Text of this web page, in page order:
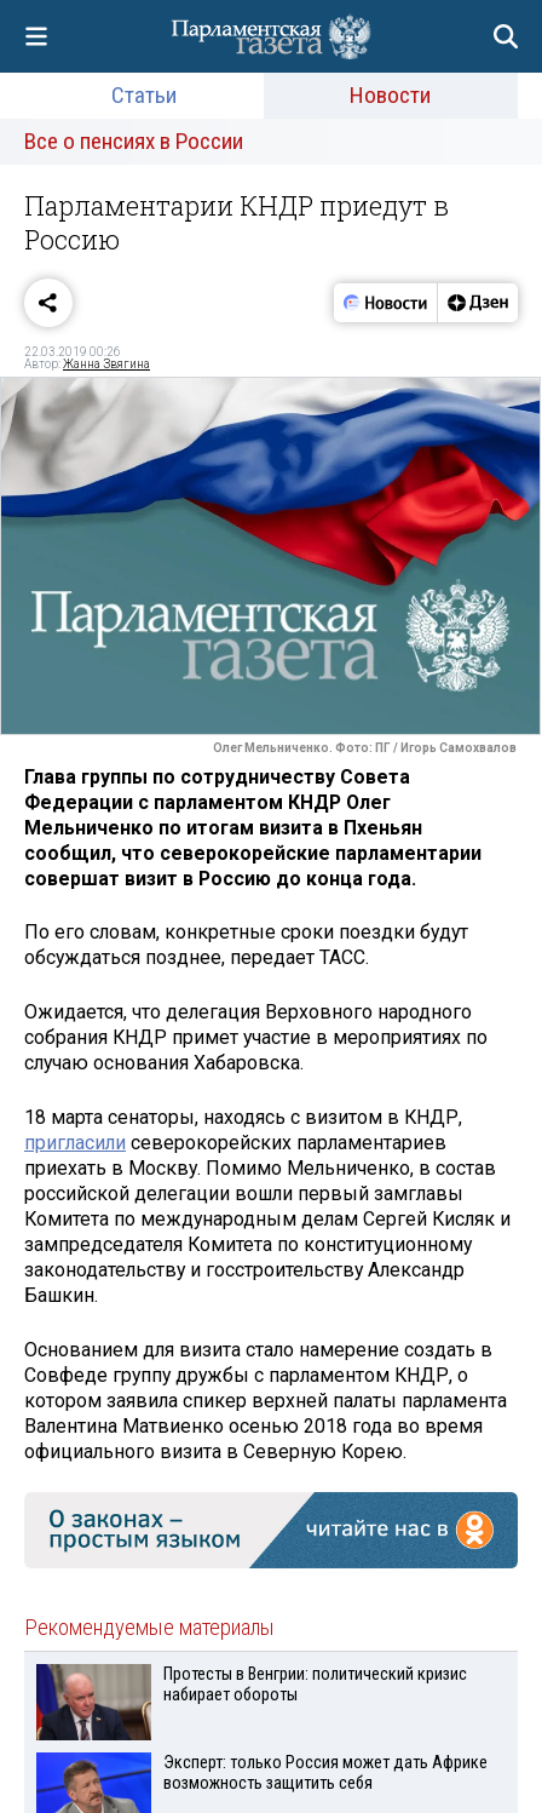
Статьи
Новости
Все о пенсиях в России
Парламентарии КНДР приедут в
Россию
22.03.2019 00:26
Автор:Жанна Звягина
Олег Мельниченко. Фото: ПГ / Игорь Самохвалов
Глава группы по сотрудничеству Совета
Федерации с парламентом КНДР Олег
Мельниченко по итогам визита в Пхеньян
сообщил, что северокорейские парламентарии
совершат визит в Россию до конца года.
По его словам, конкретные сроки поездки будут
обсуждаться позднее, передает ТАСС.
Ожидается, что делегация Верховного народного
собрания КНДР примет участие в мероприятиях по
случаю основания Хабаровска.
18 марта сенаторы, находясь с визитом в КНДР,
пригласили северокорейских парламентариев
приехать в Москву. Помимо Мельниченко, в состав
российской делегации вошли первый замглавы
Комитета по международным делам Сергей Кисляк и
зампредседателя Комитета по конституционному
законодательству и госстроительству Александр
Башкин.
Основанием для визита стало намерение создать в
Совфеде группу дружбы с парламентом КНДР, о
котором заявила спикер верхней палаты парламента
Валентина Матвиенко осенью 2018 года во время
официального визита в Северную Корею.
Рекомендуемые материалы
Протесты в Венгрии: политический кризис
набирает обороты
Эксперт: только Россия может дать Африке
возможность защитить себя